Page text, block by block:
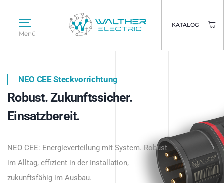
Menü
KATALOG
Intelligente Stromverteilung
beginnt hier.
NEO CEE Steckvorrichtung
Robust. Zukunftssicher.
Einsatzbereit.
NEO CEE: Energieverteilung mit System. Robust
im Alltag, effizient in der Installation,
zukunftsfähig im Ausbau.
Intelligenz trifft Energie.
Anwendungen – robust, IP-geschützt und
zukunftsfähig.